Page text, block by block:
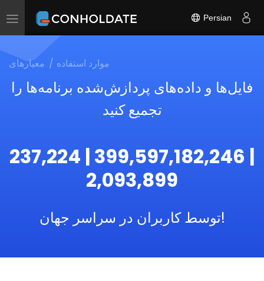
Toggle
Persian
معیارهای موارد استفاده
فایل‌ها و داده‌های پردازش‌شده برنامه‌ها را
تجمیع کنید
237,224 | 399,597,182,246 |
2,093,899
توسط کاربران در سراسر جهان!